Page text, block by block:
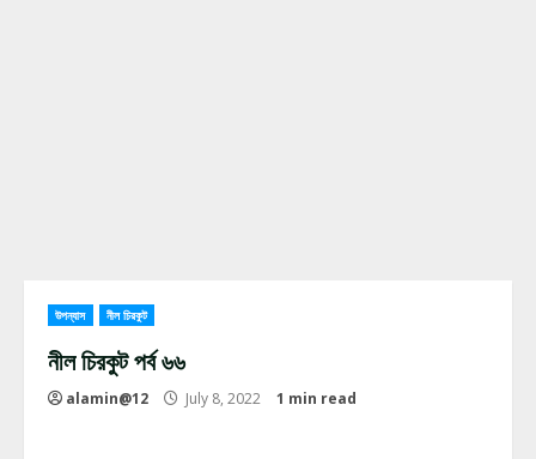
উপন্যাস নীল চিরকুট
নীল চিরকুট পর্ব ৬৬
alamin@12 July 8, 2022 1 min read